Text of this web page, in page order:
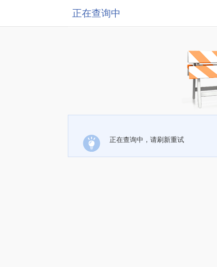
正在查询中
正在查询中，请刷新重试